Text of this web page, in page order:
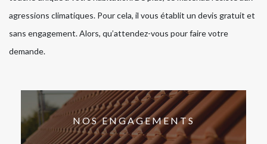
agressions climatiques. Pour cela, il vous établit un devis gratuit et
sans engagement. Alors, qu’attendez-vous pour faire votre
demande.
NOS ENGAGEMENTS